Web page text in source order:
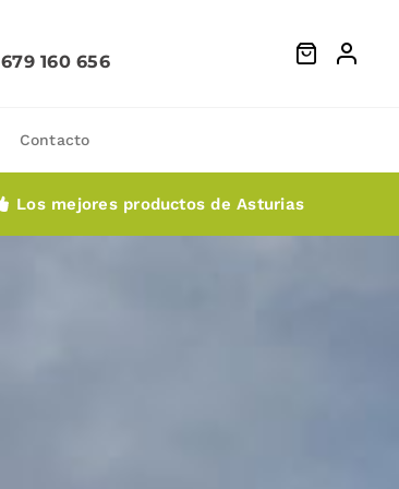
679 160 656
Contacto
Los mejores productos de Asturias